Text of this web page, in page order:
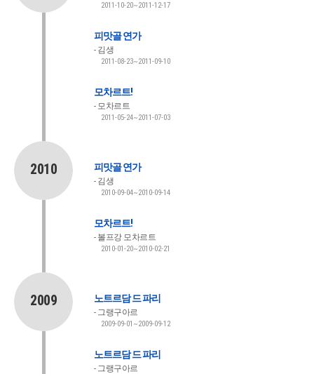
2011-10-20~2011-12-17
피맛골 연가
김생
2011-08-23~2011-09-10
모차르트!
모차르트
2011-05-24~2011-07-03
2010 피맛골 연가
김생
2010-09-04~2010-09-14
모차르트!
볼프강 모차르트
2010-01-20~2010-02-21
2009 노트르담 드 파리
그랭구아르
2009-09-01~2009-09-12
노트르담 드 파리
그랭구아르